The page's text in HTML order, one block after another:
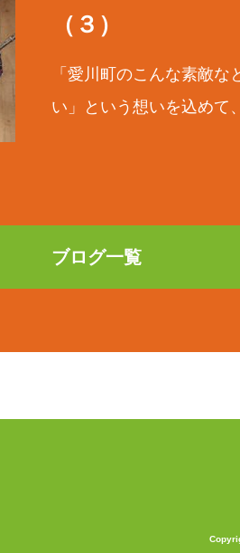
（３）
「愛川町のこんな素敵
い」という想いを込めて
ブログ一覧